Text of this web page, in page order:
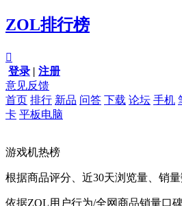
ZOL排行榜

登录 | 注册
意见反馈
首页 排行 新品 问答 下载 论坛 手机
卡 平板电脑
游戏机热榜
根据商品评分、近30天浏览量、销
依据ZOL用户行为/全网商品销量口